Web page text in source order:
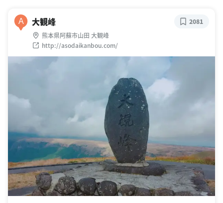
A 大観峰
熊本県阿蘇市山田 大観峰
http://asodaikanbou.com/
2081